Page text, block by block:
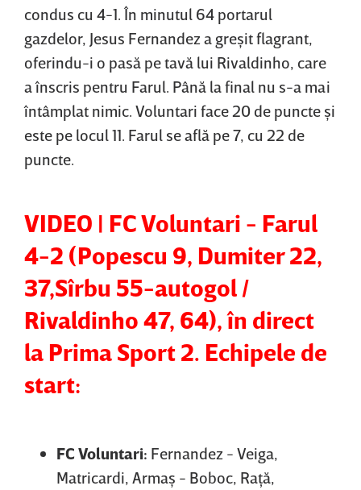
condus cu 4-1. În minutul 64 portarul
gazdelor, Jesus Fernandez a greşit flagrant,
oferindu-i o pasă pe tavă lui Rivaldinho, care
a înscris pentru Farul. Până la final nu s-a mai
întâmplat nimic. Voluntari face 20 de puncte şi
este pe locul 11. Farul se află pe 7, cu 22 de
puncte.
VIDEO | FC Voluntari - Farul
4-2 (Popescu 9, Dumiter 22,
37,Sîrbu 55-autogol /
Rivaldinho 47, 64), în direct
la Prima Sport 2. Echipele de
start:
FC Voluntari: Fernandez - Veiga,
Matricardi, Armaş - Boboc, Raţă,